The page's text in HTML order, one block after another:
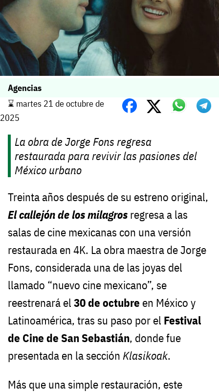
Agencias
⌛️ martes 21 de octubre de
2025
La obra de Jorge Fons regresa
restaurada para revivir las pasiones del
México urbano
Treinta años después de su estreno original,
El callejón de los milagros regresa a las
salas de cine mexicanas con una versión
restaurada en 4K. La obra maestra de Jorge
Fons, considerada una de las joyas del
llamado “nuevo cine mexicano”, se
reestrenará el 30 de octubre en México y
Latinoamérica, tras su paso por el Festival
de Cine de San Sebastián, donde fue
presentada en la sección Klasikoak.
Más que una simple restauración, este